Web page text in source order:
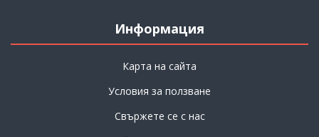
Информация
Карта на сайта
Условия за ползване
Свържете се с нас